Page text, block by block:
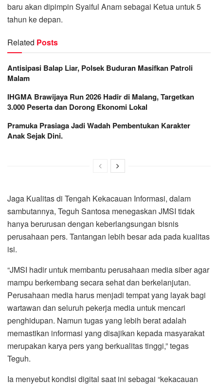
baru akan dipimpin Syaiful Anam sebagai Ketua untuk 5
tahun ke depan.
Related Posts
Antisipasi Balap Liar, Polsek Buduran Masifkan Patroli
Malam
IHGMA Brawijaya Run 2026 Hadir di Malang, Targetkan
3.000 Peserta dan Dorong Ekonomi Lokal
Pramuka Prasiaga Jadi Wadah Pembentukan Karakter
Anak Sejak Dini.
Jaga Kualitas di Tengah Kekacauan Informasi, dalam
sambutannya, Teguh Santosa menegaskan JMSI tidak
hanya berurusan dengan keberlangsungan bisnis
perusahaan pers. Tantangan lebih besar ada pada kualitas
isi.
“JMSI hadir untuk membantu perusahaan media siber agar
mampu berkembang secara sehat dan berkelanjutan.
Perusahaan media harus menjadi tempat yang layak bagi
wartawan dan seluruh pekerja media untuk mencari
penghidupan. Namun tugas yang lebih berat adalah
memastikan informasi yang disajikan kepada masyarakat
merupakan karya pers yang berkualitas tinggi,” tegas
Teguh.
Ia menyebut kondisi digital saat ini sebagai “kekacauan